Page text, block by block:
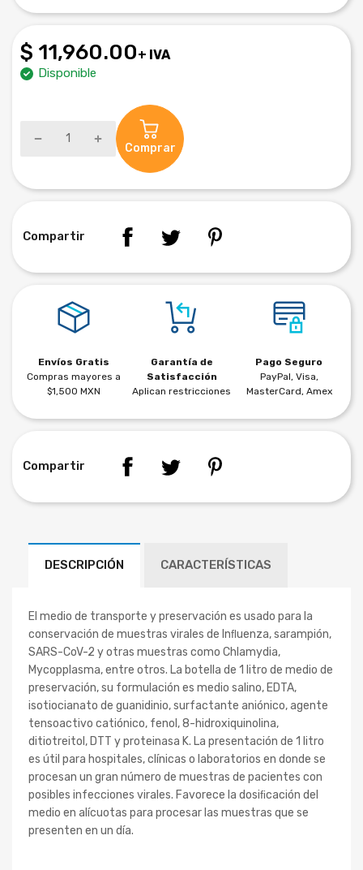
$ 11,960.00+ IVA
Disponible
Comprar
Compartir
Envíos Gratis
Compras mayores a
$1,500 MXN
Garantía de
Satisfacción
Aplican restricciones
Pago Seguro
PayPal, Visa,
MasterCard, Amex
Compartir
DESCRIPCIÓN CARACTERÍSTICAS
El medio de transporte y preservación es usado para la
conservación de muestras virales de Inﬂuenza, sarampión,
SARS-CoV-2 y otras muestras como Chlamydia,
Mycopplasma, entre otros. La botella de 1 litro de medio de
preservación, su formulación es medio salino, EDTA,
isotiocianato de guanidinio, surfactante aniónico, agente
tensoactivo catiónico, fenol, 8-hidroxiquinolina,
ditiotreitol, DTT y proteinasa K. La presentación de 1 litro
es útil para hospitales, clínicas o laboratorios en donde se
procesan un gran número de muestras de pacientes con
posibles infecciones virales. Favorece la dosiﬁcación del
medio en alícuotas para procesar las muestras que se
presenten en un día.